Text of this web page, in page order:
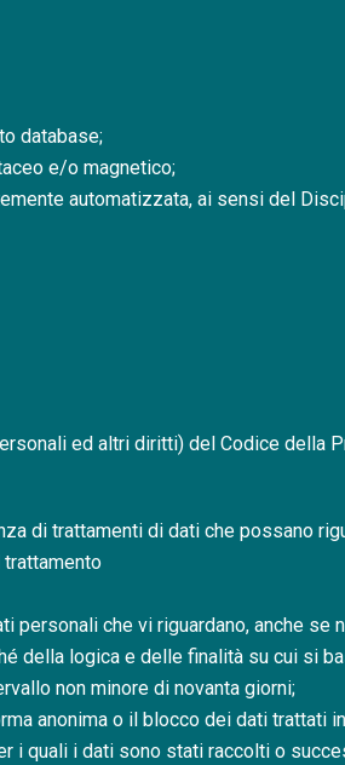
database;
e/o magnetico;
automatizzata, ai sensi del
ed altri diritti) del Codice della
di trattamenti di dati che possano
personali che vi riguardano, anche
della logica e delle finalità su cui si
non minore di novanta giorni;
anonima o il blocco dei dati trattati
i quali i dati sono stati raccolti o